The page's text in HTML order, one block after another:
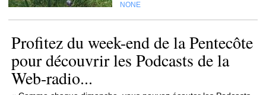
NONE
Profitez du week-end de la Pentecôte
pour découvrir les Podcasts de la
Web-radio...